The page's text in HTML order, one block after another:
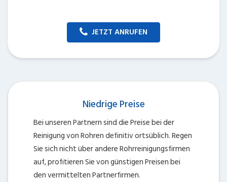
JETZT ANRUFEN
Niedrige Preise
Bei unseren Partnern sind die Preise bei der
Reinigung von Rohren definitiv ortsüblich. Regen
Sie sich nicht über andere Rohrreinigungsfirmen
auf, profitieren Sie von günstigen Preisen bei
den vermittelten Partnerfirmen.